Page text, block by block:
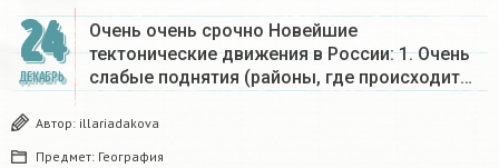
24
ДЕКАБРЬ
Очень очень срочно Новейшие
тектонические движения в России: 1. Очень
слабые поднятия (районы, где происходит…
Автор: illariadakova
Предмет: География